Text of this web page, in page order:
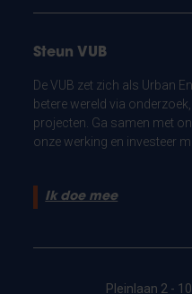
Steun VUB
De VUB zet zich als Urban
betere wereld via
projecten. Ga samen met
onze werking en investeer
Ik doe mee
Pleinlaan 2 -